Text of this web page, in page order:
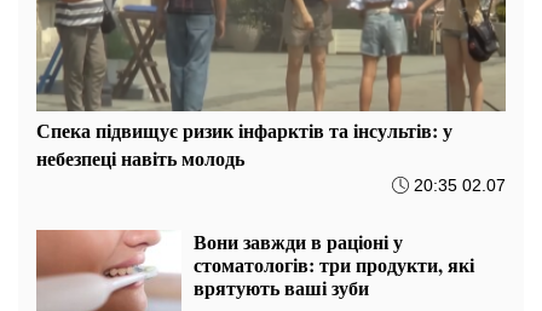
Спека підвищує ризик інфарктів та інсультів: у
небезпеці навіть молодь
20:35 02.07
Вони завжди в раціоні у
стоматологів: три продукти, які
врятують ваші зуби